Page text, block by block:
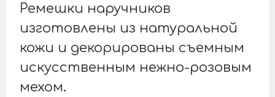
Ремешки наручников
изготовлены из натуральной
кожи и декорированы съемным
искусственным нежно-розовым
мехом.